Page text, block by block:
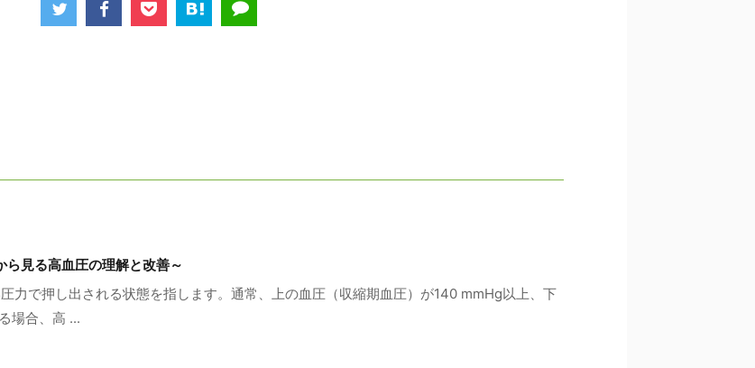
見る高血圧の理解と改善～
力で押し出される状態を指します。通常、上の血圧（収縮期血圧）が140 mmHg以上、下
場合、高 ...